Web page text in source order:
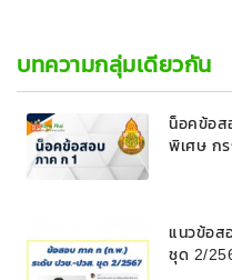
บทความกลุ่มเดียวกัน
น็อคข้อ
พิเศษ ก
แนวข้อส
ชุด 2/